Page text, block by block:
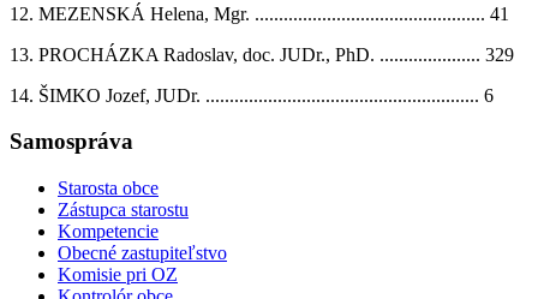
12. MEZENSKÁ Helena, Mgr. ................................................ 41
13. PROCHÁZKA Radoslav, doc. JUDr., PhD. ..................... 329
14. ŠIMKO Jozef, JUDr. ......................................................... 6
Samospráva
Starosta obce
Zástupca starostu
Kompetencie
Obecné zastupiteľstvo
Komisie pri OZ